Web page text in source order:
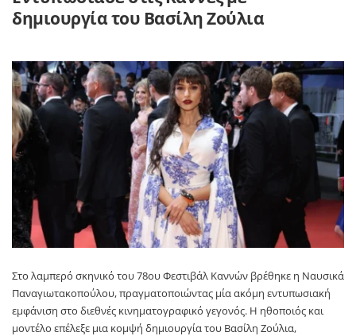
δημιουργία του Βασίλη Ζούλια
Στο λαμπερό σκηνικό του 78ου Φεστιβάλ Καννών βρέθηκε η Ναυσικά
Παναγιωτακοπούλου, πραγματοποιώντας μία ακόμη εντυπωσιακή
εμφάνιση στο διεθνές κινηματογραφικό γεγονός. Η ηθοποιός και
μοντέλο επέλεξε μια κομψή δημιουργία του Βασίλη Ζούλια,